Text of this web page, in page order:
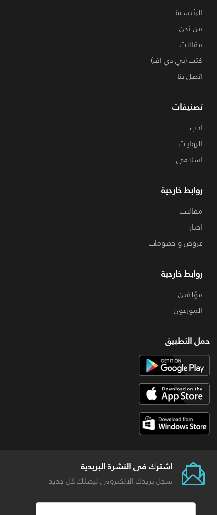
الرئيسية
من نحن
مقالات
كتب (بي دي اف)
اتصل بنا
تصنيفات
ادب
الروايات
إسلامي
روابط خارجية
مقالات
اخبار
عروض و خصومات
روابط خارجية
مؤلفين
الموزعون
حمل التطبيق
اشترك فى النشرة البريدية
سجل بريدك الالكترونى ليصلك كل جديد